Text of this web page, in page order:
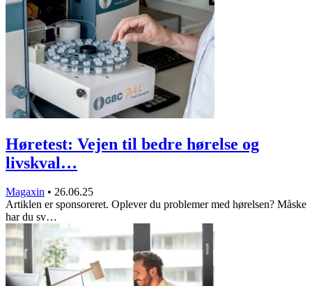
Høretest: Vejen til bedre hørelse og
livskval…
Magaxin • 26.06.25
Artiklen er sponsoreret. Oplever du problemer med hørelsen? Måske
har du sv…